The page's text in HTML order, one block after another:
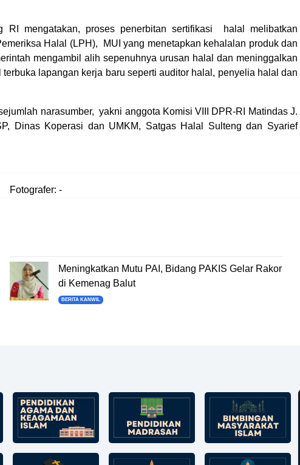
RI mengatakan, proses penerbitan sertifikasi halal melibatkan
Halal (LPH), MUI yang menetapkan kehalalan produk dan
mengambil alih sepenuhnya urusan halal dan meninggalkan
lapangan kerja baru seperti auditor halal, penyelia halal dan
narasumber, yakni anggota Komisi VIII DPR-RI Matindas J.
Dinas Koperasi dan UMKM, Satgas Halal Sulteng dan Syarief
Fotografer: -
Meningkatkan Mutu PAI, Bidang PAKIS Gelar Rakor
di Kemenag Balut
BERITA KANWIL